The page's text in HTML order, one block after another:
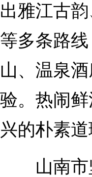
出雅江古
等多条路
山、温泉
验。热闹
兴的朴素道
山南市坚